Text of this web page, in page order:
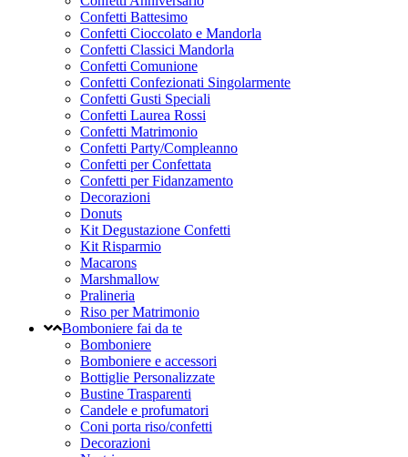
Confetti Battesimo
Confetti Cioccolato e Mandorla
Confetti Classici Mandorla
Confetti Comunione
Confetti Confezionati Singolarmente
Confetti Gusti Speciali
Confetti Laurea Rossi
Confetti Matrimonio
Confetti Party/Compleanno
Confetti per Confettata
Confetti per Fidanzamento
Decorazioni
Donuts
Kit Degustazione Confetti
Kit Risparmio
Macarons
Marshmallow
Pralineria
Riso per Matrimonio
Bomboniere fai da te
Bomboniere
Bomboniere e accessori
Bottiglie Personalizzate
Bustine Trasparenti
Candele e profumatori
Coni porta riso/confetti
Decorazioni